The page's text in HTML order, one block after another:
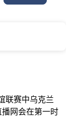
联赛中乌克兰
网会在第一时